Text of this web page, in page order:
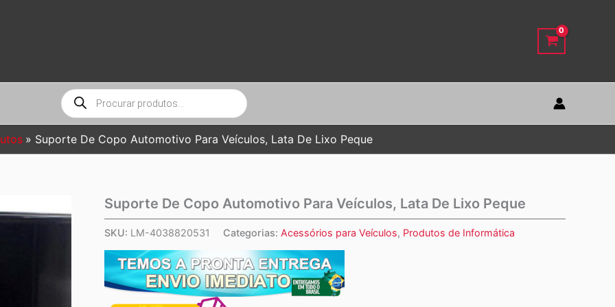
Pesquisar
produtos
Suporte De Copo Automotivo Para Veículos, Lata De Lixo Peque
Suporte De Copo Automotivo Para Veículos, Lata De Lixo Peque
SKU: LM-4038820531 Categorias: Acessórios para Veículos, Produtos de Informática